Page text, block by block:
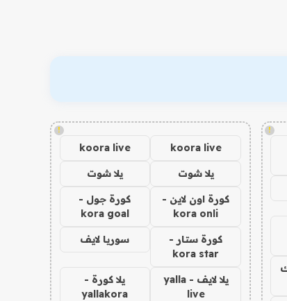
!
!
koora live
koora live
يلا شوت يلا شوت
كورة اون لاين -
kora onli
كورة جول -
kora goal
كورة ستار -
kora star
سوريا لايف
يلا لايف - yalla
live
يلا كورة -
yallakora